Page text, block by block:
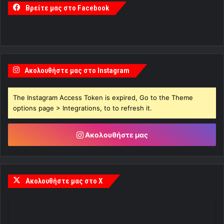
Βρείτε μας στο Facebook
Ακολουθήστε μας στο Instagram
The Instagram Access Token is expired, Go to the Theme
options page > Integrations, to to refresh it.
Ακολουθήστε μας
Ακολουθήστε μας στο X